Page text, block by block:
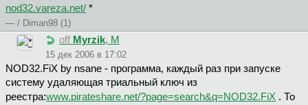
nod32.vareza.net/ *
— / Diman98 (1)
off Myrzik, М
15 дек 2006 в 17:02
NOD32.FiX by nsane - программа, каждый раз при запуске
систему удаляющая триальный ключ из
реестра:www.pirateshare.net/?page=search&q=NOD32.FiX . То